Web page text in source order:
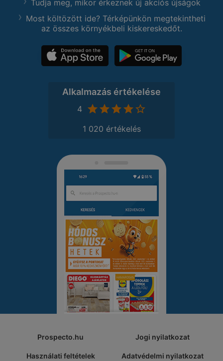
Tudja meg, mikor érkeznek új akciós újságok
Most költözött ide? Térképünkön megtekintheti
az összes környékbeli kiskereskedőt.
Alkalmazás értékelése
4
1 020 értékelés
Prospecto.hu Jogi nyilatkozat
Használati feltételek Adatvédelmi nyilatkozat